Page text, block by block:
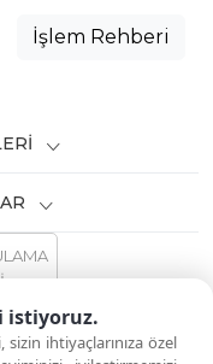
istiyoruz.
ihtiyaçlarınıza özel
İşlem Rehberi